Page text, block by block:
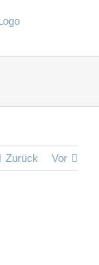
Zurück Vor